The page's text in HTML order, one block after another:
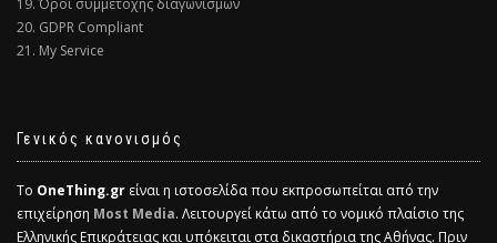
20. GDPR Compliant
21. My Service
Γενικός κανονισμός
Το OneThing.gr είναι η ιστοσελίδα που εκπροσωπείται από την
επιχείρηση Most Media. Λειτουργεί κάτω από το νομικό πλαίσιο της
Ελληνικής Επικράτειας και υπόκειται στα δικαστήρια της Αθήνας. Πριν